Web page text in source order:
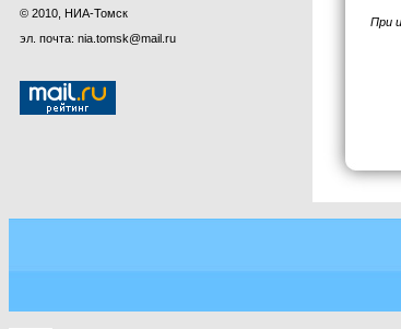
© 2010, НИА-Томск
эл. почта: nia.tomsk@mail.ru
При